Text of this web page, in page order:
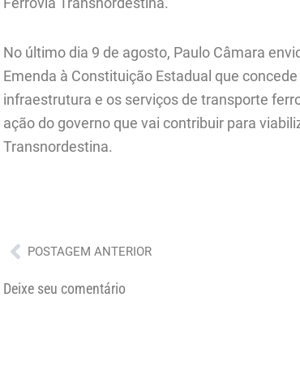
No último dia 9 de agosto, Paulo Câmara
Emenda à Constituição Estadual que
infraestrutura e os serviços de transporte
ação do governo que vai contribuir para
Transnordestina.
Anterior
POSTAGEM ANTERIOR
Deixe seu comentário